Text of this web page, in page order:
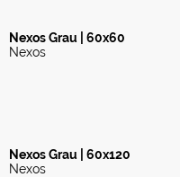
Nexos Grau | 60x60
Nexos
Nexos Grau | 60x120
Nexos